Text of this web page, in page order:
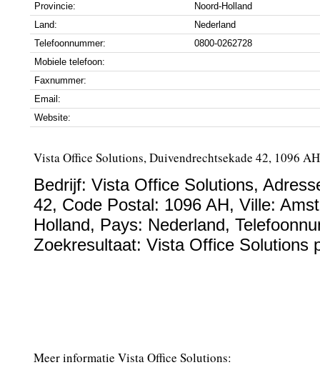
Provincie:
Noord-Holland
Land:
Nederland
Telefoonnummer:
0800-0262728
Mobiele telefoon:
Faxnummer:
Email:
Website:
Vista Office Solutions, Duivendrechtsekade 42, 1096
Bedrijf: Vista Office Solutions,
42, Code Postal: 1096 AH, Ville:
Holland, Pays: Nederland,
Zoekresultaat: Vista Office Solutions
Meer informatie Vista Office Solutions: